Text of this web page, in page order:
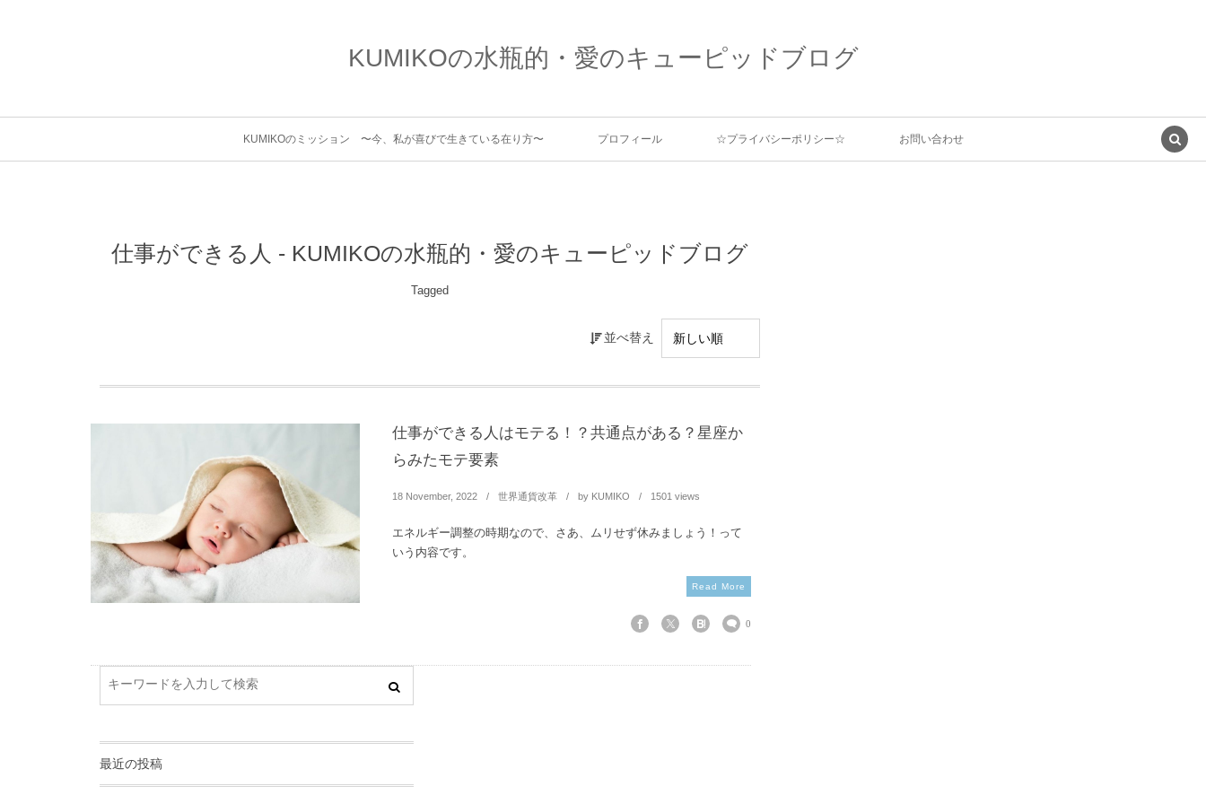
KUMIKOの水瓶的・愛のキューピッドブログ
KUMIKOのミッション 〜今、私が喜びで生きている在り方〜 プロフィール ☆プライバシーポリシー☆ お問い合わせ
仕事ができる人 - KUMIKOの水瓶的・愛のキューピッドブログ
Tagged
並べ替え
仕事ができる人はモテる！？共通点がある？星座か
らみたモテ要素
18 November, 2022 世界通貨改革 by KUMIKO 1501 views
エネルギー調整の時期なので、さあ、ムリせず休みましょう！って
いう内容です。
Read More
0
最近の投稿